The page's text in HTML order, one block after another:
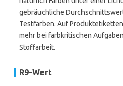
gebräuchliche
Testfarben. Auf
mehr bei farbkritischen
Stoffarbeit.
R9-Wert